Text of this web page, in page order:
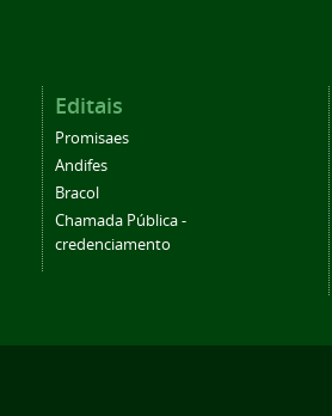
Editais
Promisaes
Andifes
Bracol
Chamada Pública -
credenciamento